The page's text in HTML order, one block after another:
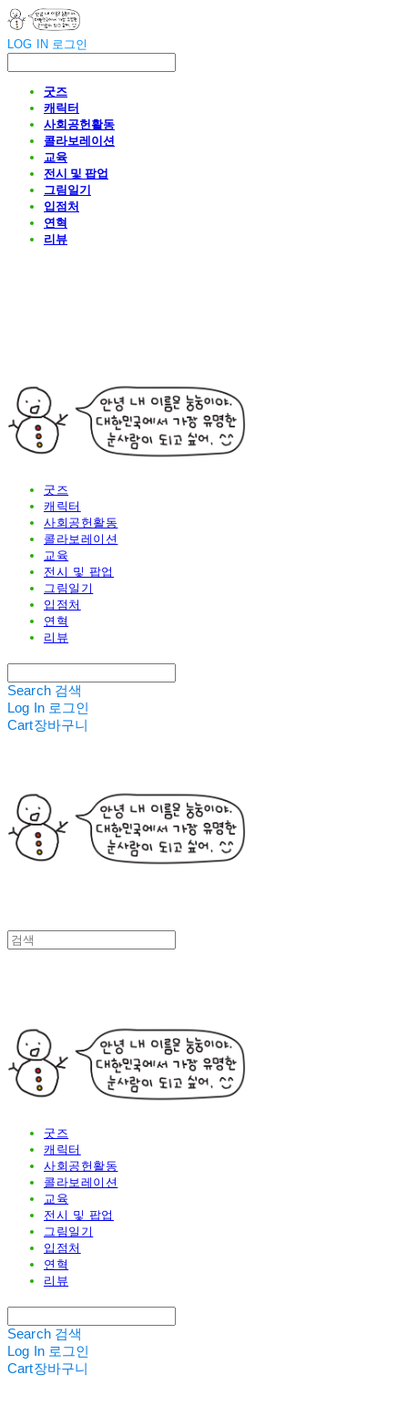
LOG IN 로그인
굿즈
캐릭터
사회공헌활동
콜라보레이션
교육
전시 및 팝업
그림일기
입점처
연혁
리뷰
굿즈
캐릭터
사회공헌활동
콜라보레이션
교육
전시 및 팝업
그림일기
입점처
연혁
리뷰
Search 검색
Log In 로그인
Cart장바구니
굿즈
캐릭터
사회공헌활동
콜라보레이션
교육
전시 및 팝업
그림일기
입점처
연혁
리뷰
Search 검색
Log In 로그인
Cart장바구니